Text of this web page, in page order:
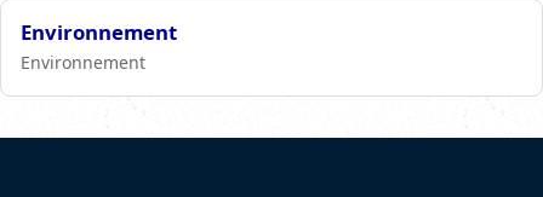
Environnement
Environnement